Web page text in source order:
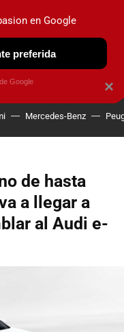
OBSERVATORIO
Mercedes-Benz
de hasta
a llegar a
al Audi e-
×
en Google
preferida
Google